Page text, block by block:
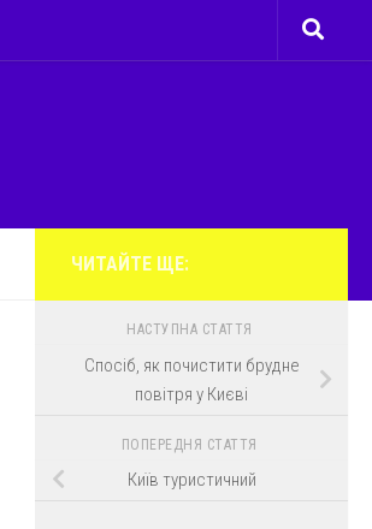
ЧИТАЙТЕ ЩЕ:
НАСТУПНА СТАТТЯ
Спосіб, як почистити брудне
повітря у Києві
ПОПЕРЕДНЯ СТАТТЯ
Київ туристичний